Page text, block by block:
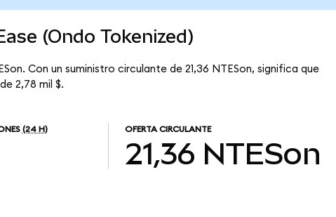
(Ondo Tokenized)
Con un suministro circulante de 21,36 NTESon, significa que
2,78 mil $.
(24 H) OFERTA CIRCULANTE
21,36 NTESon